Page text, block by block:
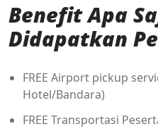
Benefit Apa
Didapatkan
FREE Airport pickup
Hotel/Bandara)
FREE Transportasi